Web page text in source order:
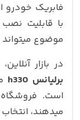
فابریک خودرو
با قابلیت
موضوع
در بازار
برلیانس h330
است.
میدهند،